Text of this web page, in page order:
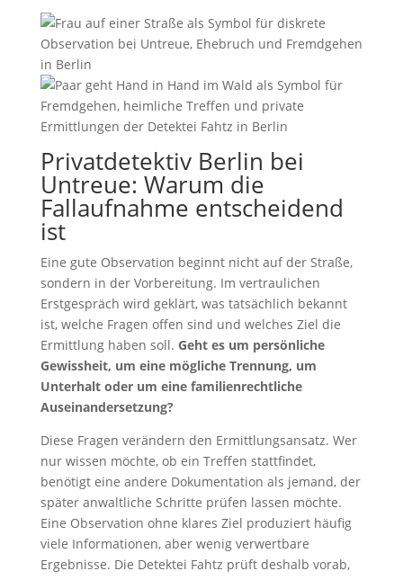
Privatdetektiv Berlin bei
Untreue: Warum die
Fallaufnahme entscheidend
ist
Eine gute Observation beginnt nicht auf der Straße,
sondern in der Vorbereitung. Im vertraulichen
Erstgespräch wird geklärt, was tatsächlich bekannt
ist, welche Fragen offen sind und welches Ziel die
Ermittlung haben soll. Geht es um persönliche
Gewissheit, um eine mögliche Trennung, um
Unterhalt oder um eine familienrechtliche
Auseinandersetzung?
Diese Fragen verändern den Ermittlungsansatz. Wer
nur wissen möchte, ob ein Treffen stattfindet,
benötigt eine andere Dokumentation als jemand, der
später anwaltliche Schritte prüfen lassen möchte.
Eine Observation ohne klares Ziel produziert häufig
viele Informationen, aber wenig verwertbare
Ergebnisse. Die Detektei Fahtz prüft deshalb vorab,